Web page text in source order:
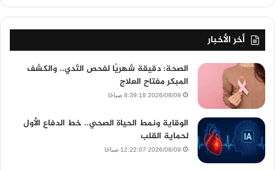
أخر الأخبار
الصحة: دقيقة شهريًا لفحص الثدي.. والكشف
المبكر مفتاح العلاج
2026/08/09 8:39:18 صباحًا
الوقاية ونمط الحياة الصحي.. خط الدفاع الأول
لحماية القلب
2026/08/09 12:22:07 صباحًا